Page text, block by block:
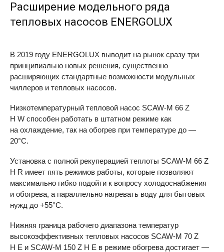
Расширение модельного ряда
тепловых насосов ENERGOLUX
В 2019 году ENERGOLUX выводит на рынок сразу три
принципиально новых решения, существенно
расширяющих стандартные возможности модульных
чиллеров и тепловых насосов.
Низкотемпературный тепловой насос SCAW-M 66 Z
H W способен работать в штатном режиме как
на охлаждение, так на обогрев при температуре до —
20°C.
Установка с полной рекуперацией теплоты SCAW-M 66 Z
H R имеет пять режимов работы, которые позволяют
максимально гибко подойти к вопросу холодоснабжения
и обогрева, а параллельно нагревать воду для бытовых
нужд до +55°C.
Нижняя граница рабочего диапазона температур
высокоэффективных тепловых насосов SCAW-M 70 Z
H E и SCAW-M 150 Z H E в режиме обогрева достигает —